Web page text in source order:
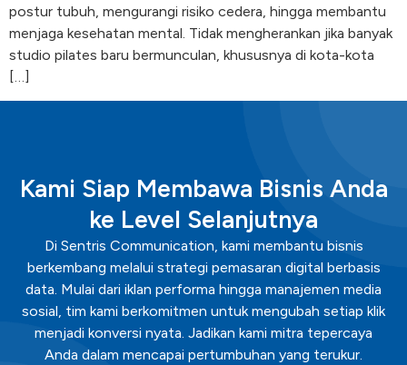
postur tubuh, mengurangi risiko cedera, hingga membantu
menjaga kesehatan mental. Tidak mengherankan jika banyak
studio pilates baru bermunculan, khususnya di kota-kota
[…]
Kami Siap Membawa Bisnis Anda
ke Level Selanjutnya
Di Sentris Communication, kami membantu bisnis
berkembang melalui strategi pemasaran digital berbasis
data. Mulai dari iklan performa hingga manajemen media
sosial, tim kami berkomitmen untuk mengubah setiap klik
menjadi konversi nyata. Jadikan kami mitra tepercaya
Anda dalam mencapai pertumbuhan yang terukur.